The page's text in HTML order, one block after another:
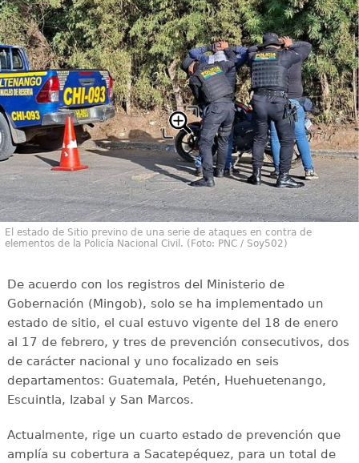
El estado de Sitio previno de una serie de ataques en contra de
elementos de la Policía Nacional Civil. (Foto: PNC / Soy502)
De acuerdo con los registros del Ministerio de
Gobernación (Mingob), solo se ha implementado un
estado de sitio, el cual estuvo vigente del 18 de enero
al 17 de febrero, y tres de prevención consecutivos, dos
de carácter nacional y uno focalizado en seis
departamentos: Guatemala, Petén, Huehuetenango,
Escuintla, Izabal y San Marcos.
Actualmente, rige un cuarto estado de prevención que
amplía su cobertura a Sacatepéquez, para un total de